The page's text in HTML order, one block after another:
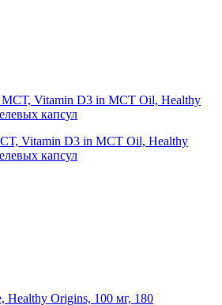
Vitamin D3 in MCT Oil, Healthy
капсул